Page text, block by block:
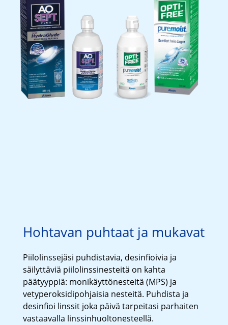
Hohtavan puhtaat ja mukavat
Piilolinssejäsi puhdistavia, desinfioivia ja
säilyttäviä piilolinssinesteitä on kahta
päätyyppiä: monikäyttönesteitä (MPS) ja
vetyperoksidipohjaisia nesteitä. Puhdista ja
desinfioi linssit joka päivä tarpeitasi parhaiten
vastaavalla linssinhuoltonesteellä.